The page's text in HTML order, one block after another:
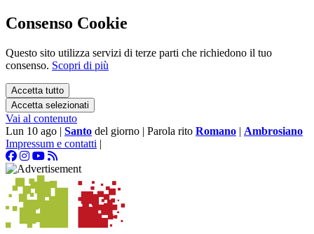
Consenso Cookie
Questo sito utilizza servizi di terze parti che richiedono il tuo
consenso. Scopri di più
Accetta tutto
Accetta selezionati
Vai al contenuto
Lun 10 ago | Santo del giorno | Parola rito Romano | Ambrosiano
Impressum e contatti |